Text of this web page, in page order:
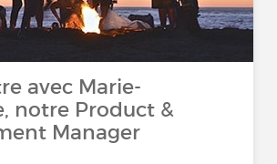
avec Marie-
notre Product &
Manager